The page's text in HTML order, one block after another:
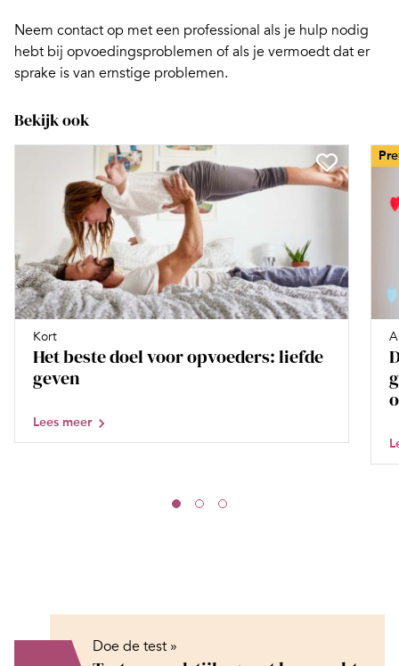
Neem contact op met een professional als je hulp nodig
hebt bij opvoedingsproblemen of als je vermoedt dat er
sprake is van ernstige problemen.
Bekijk ook
Kort
Het beste doel voor opvoeders: liefde
geven
Lees meer
Doe de test »